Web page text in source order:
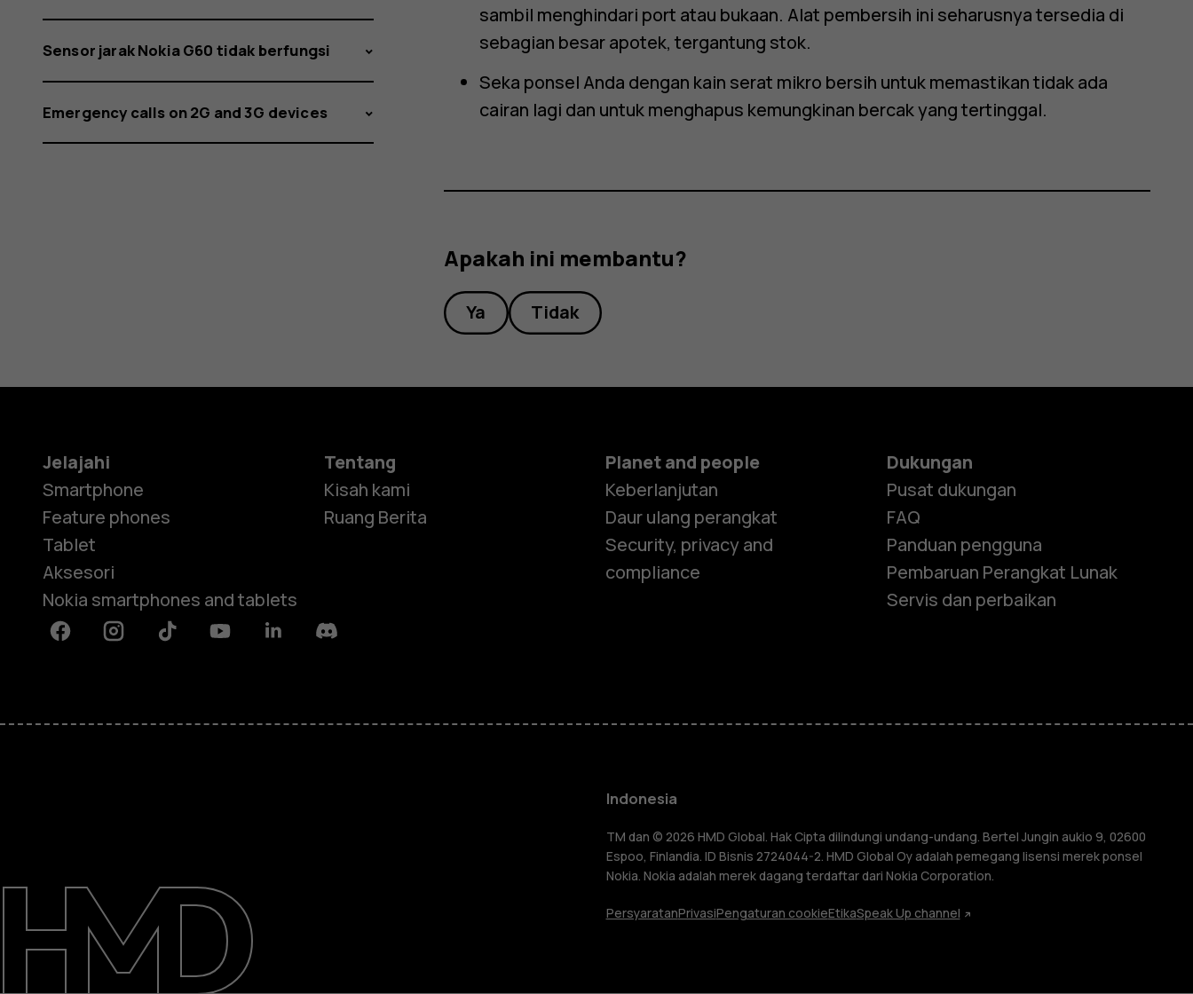
Smartphone
Feature phones
Aksesori
Tablet
Dukungan
Indonesia
Sensor jarak Nokia G60 tidak berfungsi
Emergency calls on 2G and 3G devices
sambil menghindari port atau bukaan. Alat pembersih ini seharusnya tersedia di
sebagian besar apotek, tergantung stok.
Seka ponsel Anda dengan kain serat mikro bersih untuk memastikan tidak ada
cairan lagi dan untuk menghapus kemungkinan bercak yang tertinggal.
Apakah ini membantu?
Ya Tidak
Jelajahi
Smartphone
Feature phones
Tablet
Aksesori
Nokia smartphones and tablets
Tentang
Kisah kami
Ruang Berita
Planet and people
Keberlanjutan
Daur ulang perangkat
Security, privacy and
compliance
Dukungan
Pusat dukungan
FAQ
Panduan pengguna
Pembaruan Perangkat Lunak
Servis dan perbaikan
FacebookInstagramTiktok YoutubeLinkedinDiscord
Indonesia
TM dan © 2026 HMD Global. Hak Cipta dilindungi undang-undang. Bertel Jungin aukio 9, 02600
Espoo, Finlandia. ID Bisnis 2724044-2. HMD Global Oy adalah pemegang lisensi merek ponsel
Nokia. Nokia adalah merek dagang terdaftar dari Nokia Corporation.
PersyaratanPrivasiPengaturan cookieEtikaSpeak Up channel